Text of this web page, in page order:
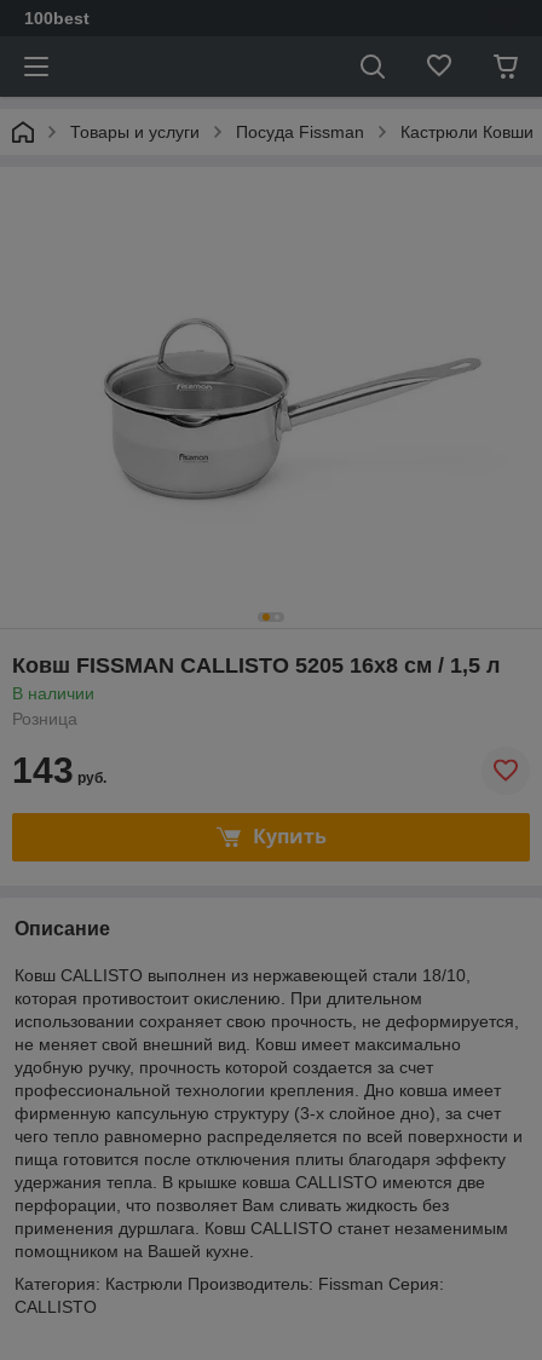
100best
Товары и услуги Посуда Fissman Кастрюли Ковши
Ковш FISSMAN CALLISTO 5205 16x8 см / 1,5 л
В наличии
Розница
143 руб.
Купить
Описание
Ковш CALLISTO выполнен из нержавеющей стали 18/10,
которая противостоит окислению. При длительном
использовании сохраняет свою прочность, не деформируется,
не меняет свой внешний вид. Ковш имеет максимально
удобную ручку, прочность которой создается за счет
профессиональной технологии крепления. Дно ковша имеет
фирменную капсульную структуру (3-х слойное дно), за счет
чего тепло равномерно распределяется по всей поверхности и
пища готовится после отключения плиты благодаря эффекту
удержания тепла. В крышке ковша CALLISTO имеются две
перфорации, что позволяет Вам сливать жидкость без
применения дуршлага. Ковш CALLISTO станет незаменимым
помощником на Вашей кухне.
Категория: Кастрюли Производитель: Fissman Серия:
CALLISTO